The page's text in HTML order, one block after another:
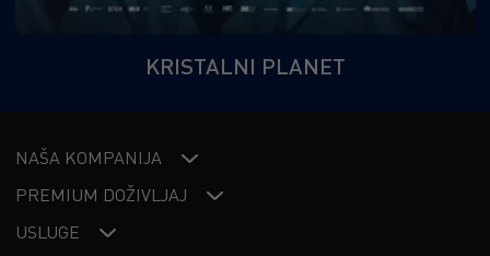
KRISTALNI PLANET
NAŠA KOMPANIJA
PREMIUM DOŽIVLJAJ
USLUGE